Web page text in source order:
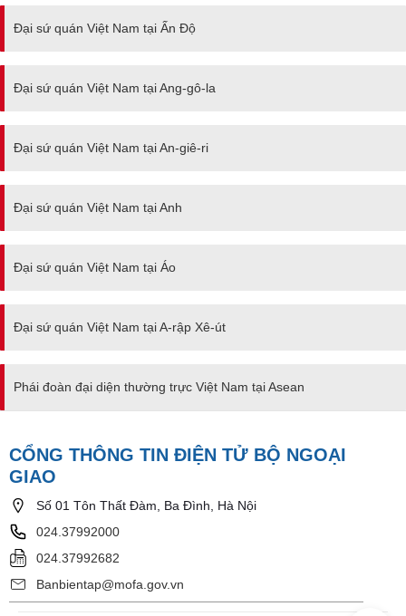
Đại sứ quán Việt Nam tại Ấn Độ
Đại sứ quán Việt Nam tại Ang-gô-la
Đại sứ quán Việt Nam tại An-giê-ri
Đại sứ quán Việt Nam tại Anh
Đại sứ quán Việt Nam tại Áo
Đại sứ quán Việt Nam tại A-rập Xê-út
Phái đoàn đại diện thường trực Việt Nam tại Asean
CỔNG THÔNG TIN ĐIỆN TỬ BỘ NGOẠI
GIAO
Số 01 Tôn Thất Đàm, Ba Đình, Hà Nội
024.37992000
024.37992682
Banbientap@mofa.gov.vn